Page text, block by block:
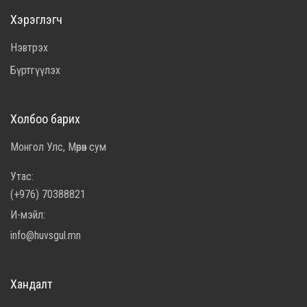
Хэрэглэгч
Нэвтрэх
Бүртгүүлэх
Холбоо барих
Монгол Улс, Мөрөн сум
Утас:
(+976) 70388821
И-мэйл:
info@huvsgul.mn
Хандалт